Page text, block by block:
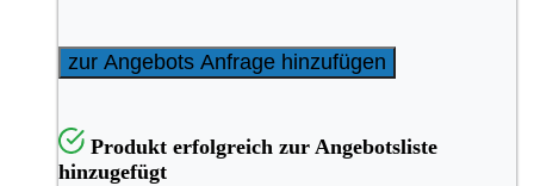
zur Angebots Anfrage hinzufügen
Produkt erfolgreich zur Angebotsliste
hinzugefügt